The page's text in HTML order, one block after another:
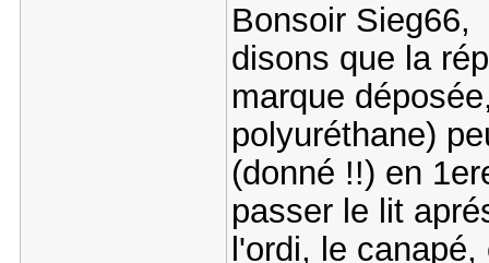
Bonsoir Sieg66,
disons que la
marque
polyuréthane)
(donné !!) en
passer le lit
l'ordi, le